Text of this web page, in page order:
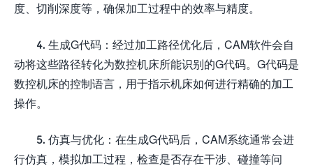
度、切削深度等，确保加工过程中的效率与精度。
4. 生成G代码：经过加工路径优化后，CAM软件会自
动将这些路径转化为数控机床所能识别的G代码。G代码是
数控机床的控制语言，用于指示机床如何进行精确的加工
操作。
5. 仿真与优化：在生成G代码后，CAM系统通常会进
行仿真，模拟加工过程，检查是否存在干涉、碰撞等问